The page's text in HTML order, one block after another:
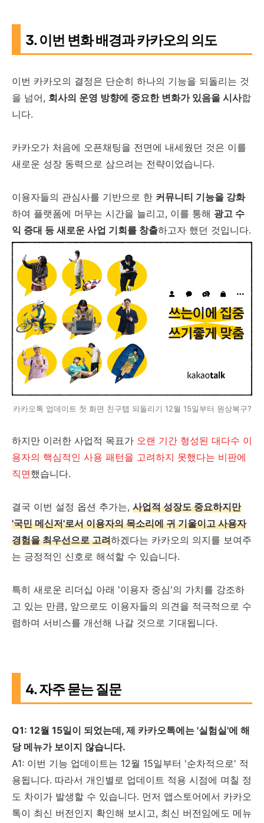
3. 이번 변화 배경과 카카오의 의도
이번 카카오의 결정은 단순히 하나의 기능을 되돌리는 것
을 넘어, 회사의 운영 방향에 중요한 변화가 있음을 시사합
니다.
카카오가 처음에 오픈채팅을 전면에 내세웠던 것은 이를
새로운 성장 동력으로 삼으려는 전략이었습니다.
이용자들의 관심사를 기반으로 한 커뮤니티 기능을 강화
하여 플랫폼에 머무는 시간을 늘리고, 이를 통해 광고 수
익 증대 등 새로운 사업 기회를 창출하고자 했던 것입니다.
카카오톡 업데이트 첫 화면 친구탭 되돌리기 12월 15일부터 원상복구?
하지만 이러한 사업적 목표가 오랜 기간 형성된 대다수 이
용자의 핵심적인 사용 패턴을 고려하지 못했다는 비판에
직면했습니다.
결국 이번 설정 옵션 추가는, 사업적 성장도 중요하지만
'국민 메신저'로서 이용자의 목소리에 귀 기울이고 사용자
경험을 최우선으로 고려하겠다는 카카오의 의지를 보여주
는 긍정적인 신호로 해석할 수 있습니다.
특히 새로운 리더십 아래 '이용자 중심'의 가치를 강조하
고 있는 만큼, 앞으로도 이용자들의 의견을 적극적으로 수
렴하며 서비스를 개선해 나갈 것으로 기대됩니다.
4. 자주 묻는 질문
Q1: 12월 15일이 되었는데, 제 카카오톡에는 '실험실'에 해
당 메뉴가 보이지 않습니다.
A1: 이번 기능 업데이트는 12월 15일부터 '순차적으로' 적
용됩니다. 따라서 개인별로 업데이트 적용 시점에 며칠 정
도 차이가 발생할 수 있습니다. 먼저 앱스토어에서 카카오
톡이 최신 버전인지 확인해 보시고, 최신 버전임에도 메뉴